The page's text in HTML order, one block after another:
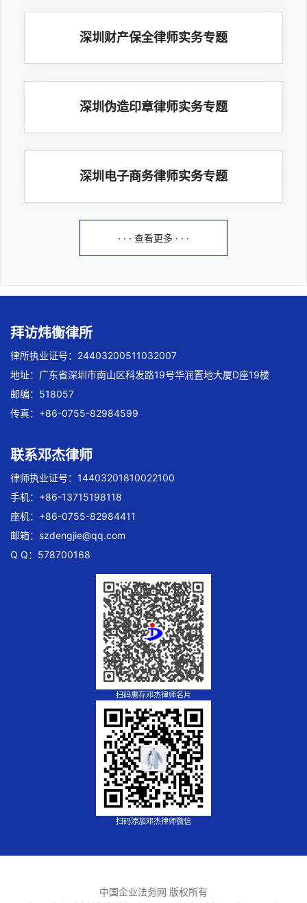
深圳财产保全律师实务专题
深圳伪造印章律师实务专题
深圳电子商务律师实务专题
· · · 查看更多 · · ·
拜访炜衡律所
律所执业证号：24403200511032007
地址：广东省深圳市南山区科发路19号华润置地大厦D座19楼
邮编：518057
传真：+86-0755-82984599
联系邓杰律师
律师执业证号：14403201810022100
手机：+86-13715198118
座机：+86-0755-82984411
邮箱： szdengjie@qq.com
Q Q：578700168
扫码惠存邓杰律师名片
扫码添加邓杰律师微信
中国企业法务网 版权所有